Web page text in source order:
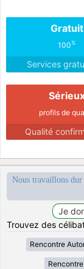
Gratuit
100%
Services
profils de
Qualité
Nous travaillons
Trouvez des
Rencontre